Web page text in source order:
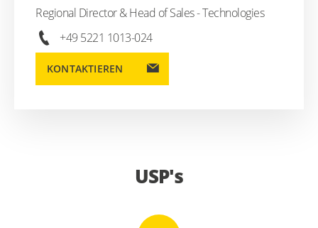
Regional Director & Head of Sales - Technologies
+49 5221 1013-024
KONTAKTIEREN
USP's